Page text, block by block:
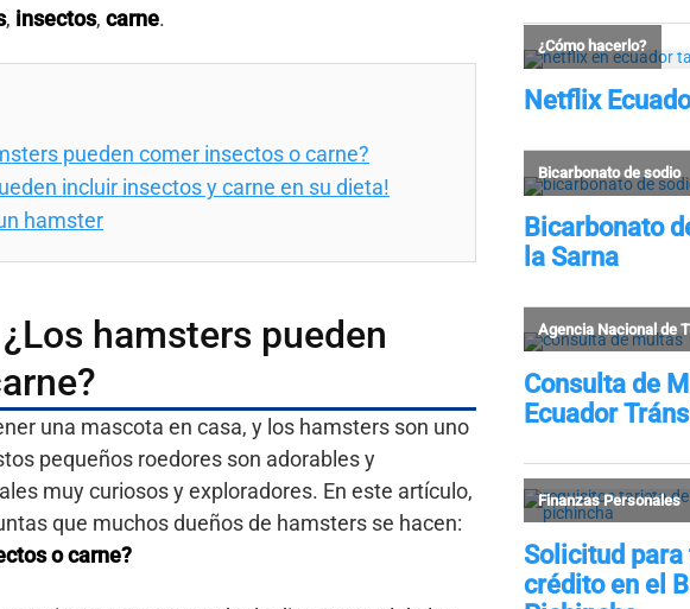
, insectos, carne.
pueden comer insectos o carne?
incluir insectos y carne en su dieta!
hamster
hamsters pueden
una mascota en casa, y los hamsters son uno
pequeños roedores son adorables y
muy curiosos y exploradores. En este artículo,
que muchos dueños de hamsters se hacen:
o carne?